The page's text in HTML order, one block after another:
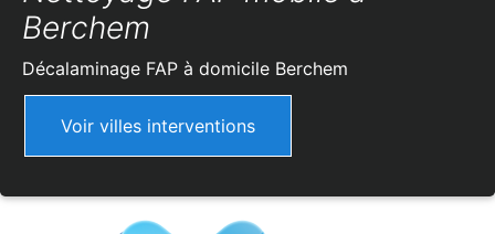
Berchem
Décalaminage FAP à domicile Berchem
Voir villes interventions